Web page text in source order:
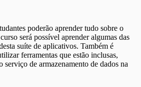
poderão aprender tudo sobre o
será possível aprender algumas das
suíte de aplicativos. Também é
ferramentas que estão inclusas,
de armazenamento de dados na